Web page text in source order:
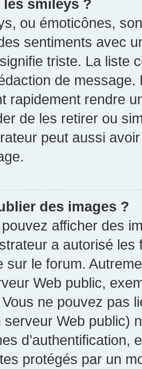
smileys ?
ou émoticônes,
sentiments avec
triste. La liste
de
rapidement rendre
de les retirer ou
peut aussi
des images ?
afficher des
a autorisé
sur le forum.
Web public,
ne pouvez pas
serveur Web public)
d’authentification,
protégés par un